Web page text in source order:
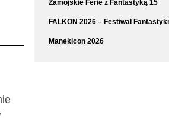
Zamojskie Ferie z Fantastyką 15
FALKON 2026 – Festiwal Fantastyki
Manekicon 2026